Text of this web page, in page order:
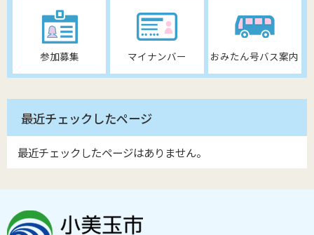
参加募集 マイナンバー おみたん号バス案内
最近チェックしたページ
最近チェックしたページはありません。